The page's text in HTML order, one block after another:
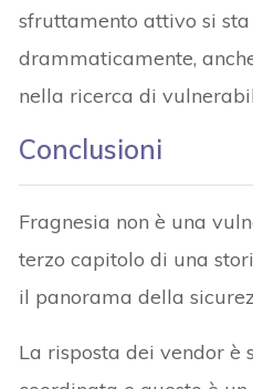
sfruttamento attivo si
drammaticamente,
nella ricerca di
Conclusioni
Fragnesia non è una
terzo capitolo di una
il panorama della
La risposta dei vendor è